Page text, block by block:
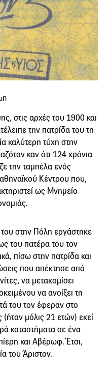
στις αρχές του 1900 και
την πατρίδα του τη
καλύτερη τύχη στην
καν ότι 124 χρόνια
την ταμπέλα ενός
Κέντρου που,
ως Μνημείο
στην Πόλη εργάστηκε
του πατέρα του τον
πίσω στην πατρίδα και
που απέκτησε από
να μετακομίσει
να ανοίξει τη
του τον έφεραν στο
μόλις 21 ετών) εκεί
καταστήματα σε ένα
και Αβέρωφ. Έτσι,
του Άριστον.